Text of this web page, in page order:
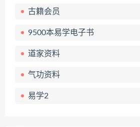
古籍会员
9500本易学电子书
道家资料
气功资料
易学2